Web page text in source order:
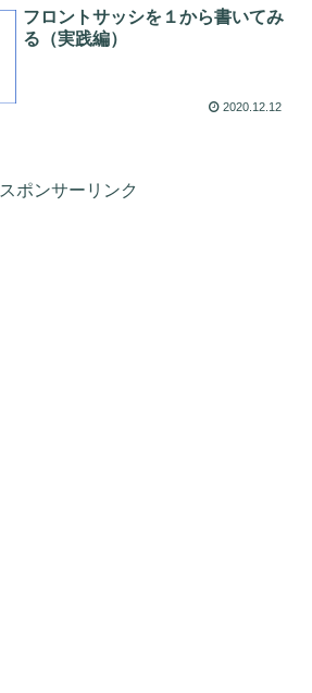
フロントサッシを１から書いてみ
る（実践編）
2020.12.12
スポンサーリンク